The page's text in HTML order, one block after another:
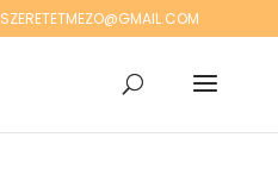
SZERETETMEZO@GMAIL.COM